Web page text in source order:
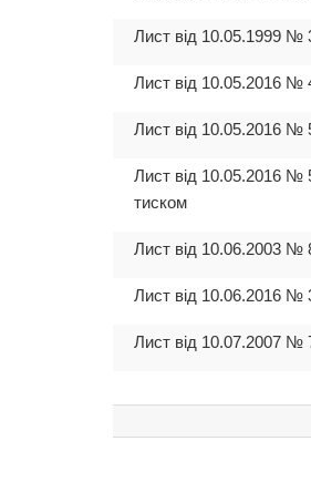
Лист від 10.05.1999 №
Лист від 10.05.2016 №
Лист від 10.05.2016
Лист від 10.05.2016 №
тиском
Лист від 10.06.2003 №
Лист від 10.06.2016 №
Лист від 10.07.2007 №